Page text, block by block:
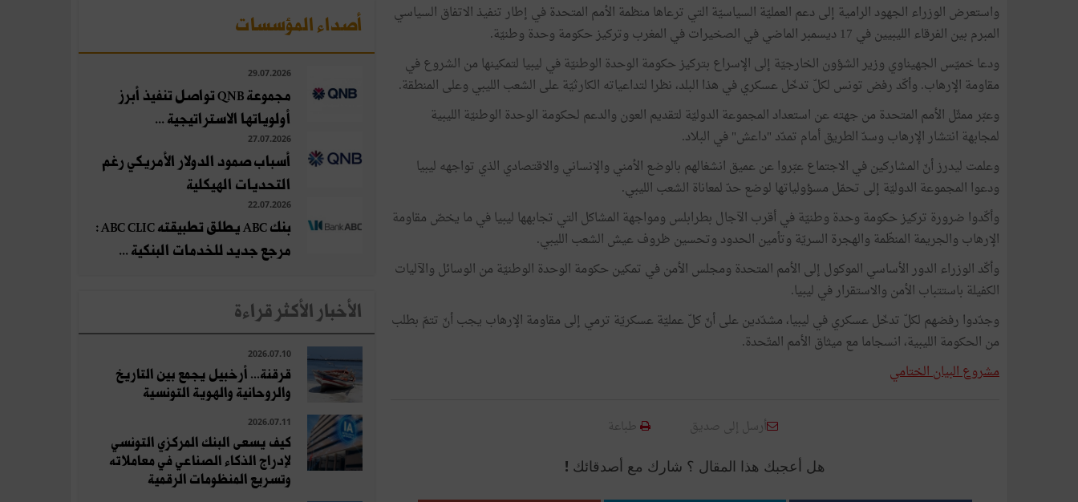
واستعرض الوزراء الجهود الرامية إلىدعم العمليّة السياسيّة التي ترعاها منظمة الأمم المتحدة في إطار تنفيذ الاتفاق السياسي
المبرم بين الفرقاء الليبيين في ديسمبرالماضي في الصخيرات في المغرب وتركيزحكومة وحدة وطنيّة.
ودعا خميّس الجهيناوي وزيرالشؤون الخارجيّة إلى الإسراع بتركيزحكومة الوحدة الوطنيّة في ليبيا لتمكينها من الشروع في
مقاومة الإرهاب. وأكّد رفض تونس لكلّ تدخّل عسكري في هذا البلد، نظرا لتداعياته الكارثيّة على الشعب الليبي وعلى المنطقة.
وعبّرممثّل الأمم المتحدة من جهته عن استعداد المجموعة الدوليّة لتقديم العون والدعم لحكومة الوحدة الوطنيّة الليبية
لمجابهة انتشارالإرهاب وسدّ الطريقأمام تمدّد "داعش" في البلاد.
وعلمت ليدرزأنّ المشاركين في الاجتماع عبّروا عن عميق انشغالهم بالوضع الأمني والإنساني والاقتصادي الذي تواجهه ليبيا
ودعوا المجموعة الدوليّة إلى تحمّل مسؤولياتها لوضع حدّ لمعاناة الشعب الليبي.
وأكّدوا ضرورة تركيزحكومة وحدة وطنيّة فيأقرب الآجال بطرابلس ومواجهة المشاكل التي تجابهها ليبيا في ما يخصّ مقاومة
الإرهاب والجريمة المنظّمة والهجرة السريّة وتأمين الحدود وتحسين ظروف عيش الشعب الليبي.
وأكّد الوزراء الدورالأساسي الموكول إلى الأمم المتحدة ومجلس الأمن في تمكين حكومة الوحدة الوطنيّة من الوسائل والآليات
الكفيلة باستتباب الأمن والاستقرارفي ليبيا.
وجدّدوا رفضهم لكلّ تدخّل عسكري في ليبيا، مشدّدين علىأنّكلّ عمليّة عسكريّة ترمي إلى مقاومة الإرهاب يجب أنّ تتمّ بطلب
من الحكومة الليبية، انسجاما مع ميثاق الأمم المتّحدة.
مشروع البيان الختامي
أرسل إلى صديق طباعة
هل أعجبك هذا المقال ؟ شارك مع أصدقائك !
أصداء المؤسسات
29.07.2026
مجموعة QNB تواصل تنفيذ أبرز
أولوياتها الاستراتيجية ...
27.07.2026
أسباب صمود الدولار الأمريكي رغم
التحديات الهيكلية
22.07.2026
بنك ABC يطلق تطبيقته ABC CLIC :
مرجع جديد للخدمات البنكية ...
الأخبار الأكثر قراءة
2026.07.10
قرقنة... أرخبيل يجمع بين التاريخ
والروحانية والهوية التونسية
2026.07.11
كيف يسعى البنك المركزي التونسي
لإدراج الذكاء الصناعي في معاملاته
وتسريع المنظومات الرقمية